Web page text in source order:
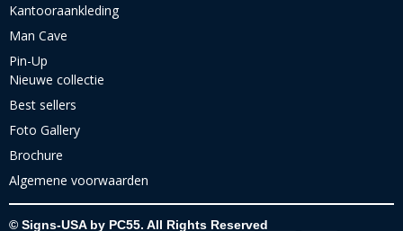
Kantooraankleding
Man Cave
Pin-Up
Nieuwe collectie
Best sellers
Foto Gallery
Brochure
Algemene voorwaarden
© Signs-USA by PC55. All Rights Reserved